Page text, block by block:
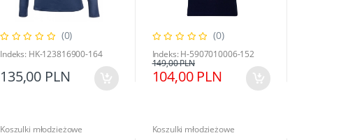
(0)
Indeks: HK-123816900-164
135,00 PLN
(0)
Indeks: H-5907010006-152
104,00 PLN
149,00 PLN
Koszulki młodzieżowe Koszulki młodzieżowe